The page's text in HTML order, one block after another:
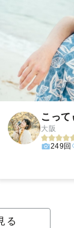
こって
大阪
249回
る